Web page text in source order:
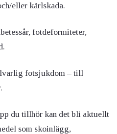
eller kärlskada.
fotdeformiteter,
fotsjukdom – till
du tillhör kan det bli aktuellt
som skoinlägg,